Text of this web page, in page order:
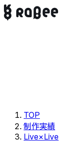
TOP
制作実績
Live×Live